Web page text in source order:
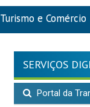
Turismo e Comércio
SERVIÇOS
Portal da